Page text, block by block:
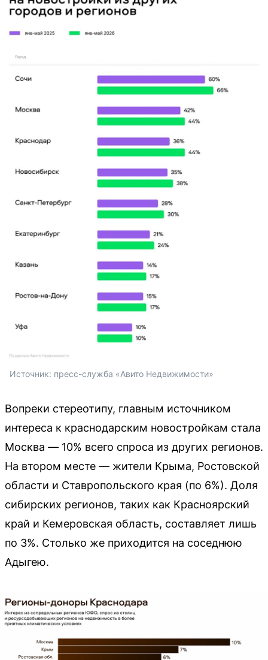
Источник: пресс-служба «Авито Недвижимости»
Вопреки стереотипу, главным источником
интереса к краснодарским новостройкам стала
Москва — 10% всего спроса из других регионов.
На втором месте — жители Крыма, Ростовской
области и Ставропольского края (по 6%). Доля
сибирских регионов, таких как Красноярский
край и Кемеровская область, составляет лишь
по 3%. Столько же приходится на соседнюю
Адыгею.